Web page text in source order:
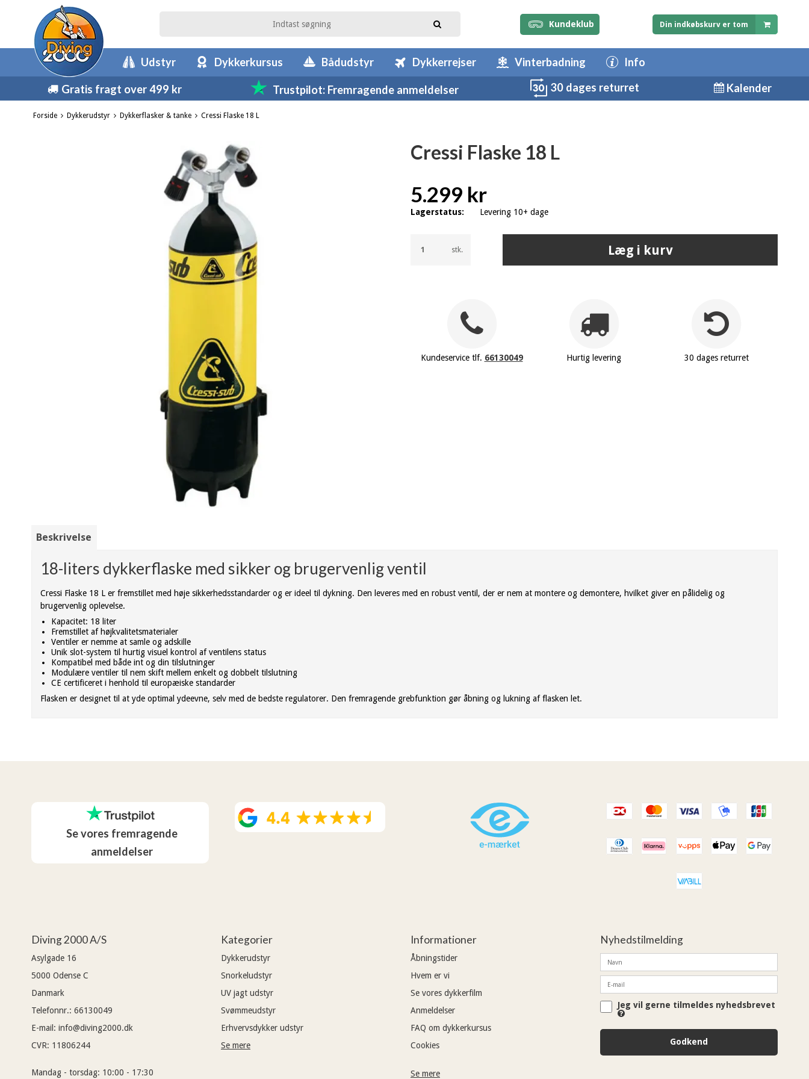
Kundeklub Din indkøbskurv er tom
Udstyr Dykkerkursus Bådudstyr Dykkerrejser Vinterbadning Info
Gratis fragt over 499 kr Trustpilot: Fremragende anmeldelser 30 dages returret Kalender
Forside Dykkerudstyr Dykkerflasker & tanke Cressi Flaske 18 L
Cressi Flaske 18 L
5.299 kr
Lagerstatus: Levering 10+ dage
stk. Læg i kurv
Kundeservice tlf. 66130049 Hurtig levering 30 dages returret
Beskrivelse
18-liters dykkerflaske med sikker og brugervenlig ventil
Cressi Flaske 18 L er fremstillet med høje sikkerhedsstandarder og er ideel til dykning. Den leveres med en robust ventil, der er nem at montere og demontere, hvilket giver en pålidelig og
brugervenlig oplevelse.
Kapacitet: 18 liter
Fremstillet af højkvalitetsmaterialer
Ventiler er nemme at samle og adskille
Unik slot-system til hurtig visuel kontrol af ventilens status
Kompatibel med både int og din tilslutninger
Modulære ventiler til nem skift mellem enkelt og dobbelt tilslutning
CE certificeret i henhold til europæiske standarder
Flasken er designet til at yde optimal ydeevne, selv med de bedste regulatorer. Den fremragende grebfunktion gør åbning og lukning af flasken let.
Se vores fremragende
anmeldelser
Diving 2000 A/S
Asylgade 16
5000 Odense C
Danmark
Telefonnr.: 66130049
E-mail : info@diving2000.dk
CVR: 11806244
Mandag - torsdag: 10:00 - 17:30
Kategorier
Dykkerudstyr
Snorkeludstyr
UV jagt udstyr
Svømmeudstyr
Erhvervsdykker udstyr
Se mere
Informationer
Åbningstider
Hvem er vi
Se vores dykkerfilm
Anmeldelser
FAQ om dykkerkursus
Cookies
Se mere
Nyhedstilmelding
Jeg vil gerne tilmeldes nyhedsbrevet
Godkend